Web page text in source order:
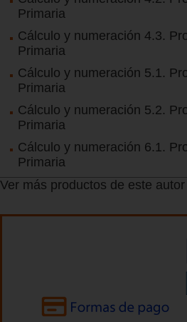
Primaria
Cálculo y numeración 4.3.
Primaria
Cálculo y numeración 5.1.
Primaria
Cálculo y numeración 5.2.
Primaria
Cálculo y numeración 6.1.
Primaria
Ver más productos de este autor